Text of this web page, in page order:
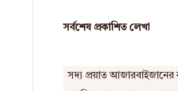
সর্বশেষ প্রকাশিত লেখা
সদ্য প্রয়াত আজারবাইজানের